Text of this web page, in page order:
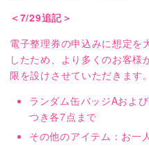
＜7/29追記＞
電子整理券の申込みに想定を
したため、より多くのお客様
限を設けさせていただきます。
ランダム缶バッジAおよ
つき各7点まで
その他のアイテム：お一